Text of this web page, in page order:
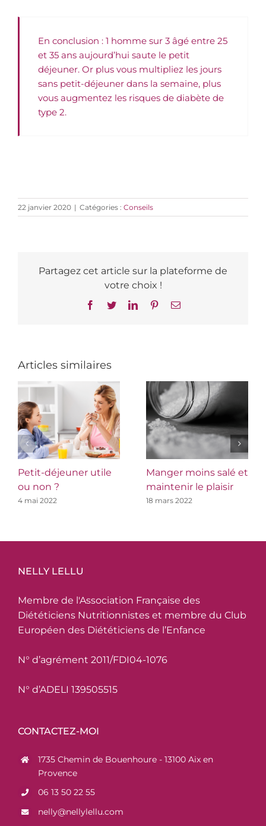
En conclusion : 1 homme sur 3 âgé entre 25
et 35 ans aujourd’hui saute le petit
déjeuner. Or plus vous multipliez les jours
sans petit-déjeuner dans la semaine, plus
vous augmentez les risques de diabète de
type 2.
22 janvier 2020 | Catégories : Conseils
Partagez cet article sur la plateforme de
votre choix !
Facebook
TwitterLinkedInPinterestEmail
Articles similaires
Petit-déjeuner utile
ou non ?
4 mai 2022
Manger moins salé et
maintenir le plaisir
18 mars 2022
NELLY LELLU
Membre de l'Association Française des
Diététiciens Nutritionnistes et membre du Club
Européen des Diététiciens de l’Enfance
N° d’agrément 2011/FDI04-1076
N° d’ADELI 139505515
CONTACTEZ-MOI
1735 Chemin de Bouenhoure - 13100 Aix en
Provence
06 13 50 22 55
nelly@nellylellu.com